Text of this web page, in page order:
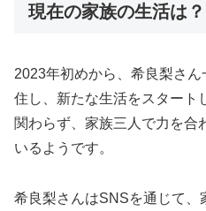
現在の家族の生活は？
2023年初めから、希良梨さ
住し、新たな生活をスタート
関わらず、家族三人で力を合
いるようです。
希良梨さんはSNSを通じて、